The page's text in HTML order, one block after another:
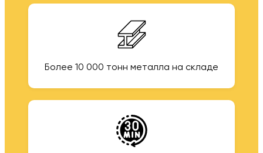
Более 10 000 тонн металла на складе